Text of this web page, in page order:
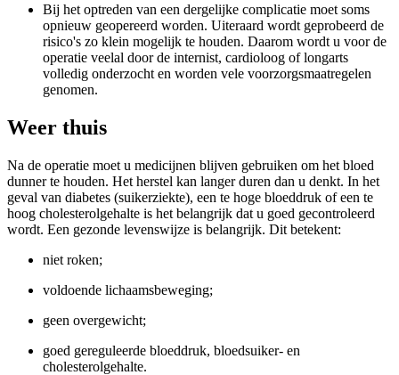
Bij het optreden van een dergelijke complicatie moet soms
opnieuw geopereerd worden. Uiteraard wordt geprobeerd de
risico's zo klein mogelijk te houden. Daarom wordt u voor de
operatie veelal door de internist, cardioloog of longarts
volledig onderzocht en worden vele voorzorgsmaatregelen
genomen.
Weer thuis
Na de operatie moet u medicijnen blijven gebruiken om het bloed
dunner te houden. Het herstel kan langer duren dan u denkt. In het
geval van diabetes (suikerziekte), een te hoge bloeddruk of een te
hoog cholesterolgehalte is het belangrijk dat u goed gecontroleerd
wordt. Een gezonde levenswijze is belangrijk. Dit betekent:
niet roken;
voldoende lichaamsbeweging;
geen overgewicht;
goed gereguleerde bloeddruk, bloedsuiker- en
cholesterolgehalte.